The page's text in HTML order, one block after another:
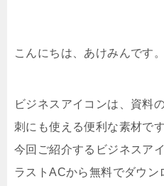
こんにちは、あけみんです。
ビジネスアイコンは、資料
刺にも使える便利な素材です
今回ご紹介するビジネスア
ラストACから無料でダウン